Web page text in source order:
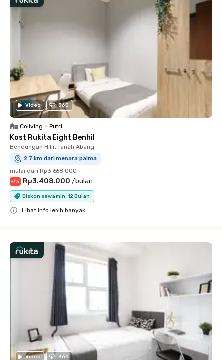
Video 360
Coliving • Putri
Kost Rukita Eight Benhil
Bendungan Hilir, Tanah Abang
2.7 km dari menara palma
mulai dari Rp3.668.000
-7% Rp3.408.000 /bulan
Diskon sewa min. 12 Bulan
Lihat info lebih banyak
Video 360